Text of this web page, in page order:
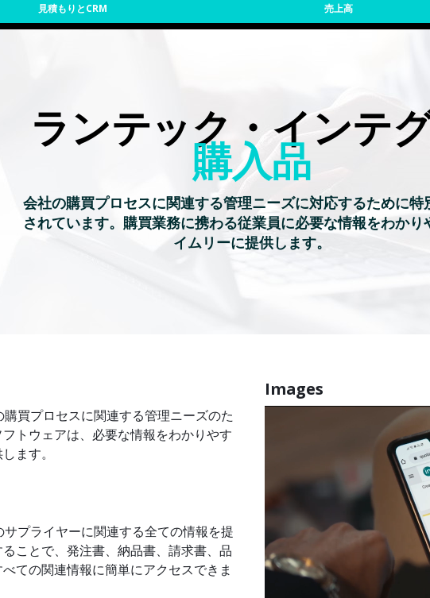
見積もりとCRM 売上高
ランテック・インテ
購入品
会社の購買プロセスに関連する管理ニーズに対応するために特
されています。購買業務に携わる従業員に必要な情報をわかり
イムリーに提供します。
買プロセスに関連する管理ニーズのた
トウェアは、必要な情報をわかりやす
ます。
プライヤーに関連する全ての情報を提
ことで、発注書、納品書、請求書、品
ての関連情報に簡単にアクセスできま
Images